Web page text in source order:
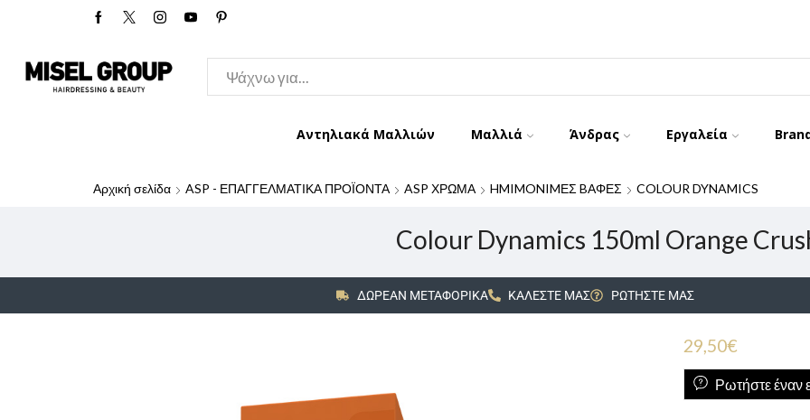
Αντηλιακά Μαλλιών Μαλλιά Άνδρας Εργαλεία
Αρχική σελίδα ASP - ΕΠΑΓΓΕΛΜΑΤΙΚΑ ΠΡΟΪΟΝΤΑ ASP ΧΡΩΜΑ HMIMONIMΕΣ BΑΦΕΣ COLOUR DYNAMICS
Colour Dynamics 150ml Orange
ΔΩΡΕΑΝ ΜΕΤΑΦΟΡΙΚΑ ΚΑΛΕΣΤΕ ΜΑΣ ΡΩΤΗΣΤΕ ΜΑΣ
29,50€
Ρωτήστε έναν